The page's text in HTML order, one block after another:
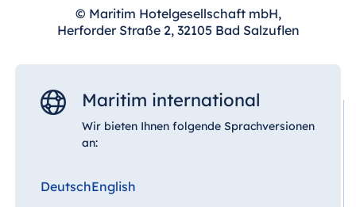
© Maritim Hotelgesellschaft mbH,
Herforder Straße 2, 32105 Bad Salzuflen
Maritim international
Wir bieten Ihnen folgende Sprachversionen
an:
DeutschEnglish